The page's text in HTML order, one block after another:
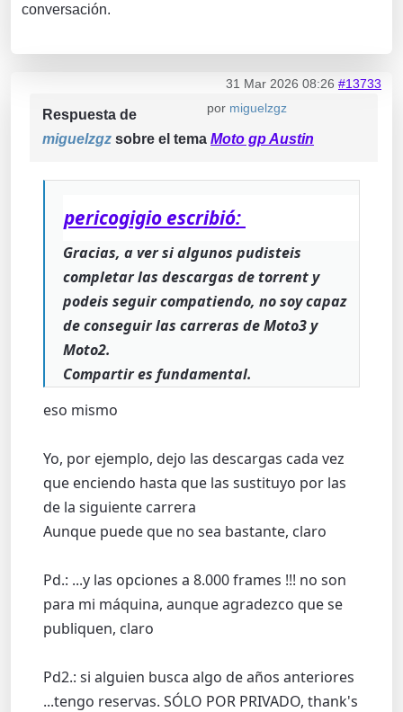
conversación.
31 Mar 2026 08:26 #13733
por miguelzgz
Respuesta de
miguelzgz sobre el tema Moto gp Austin
pericogigio escribió:
Gracias, a ver si algunos pudisteis
completar las descargas de torrent y
podeis seguir compatiendo, no soy capaz
de conseguir las carreras de Moto3 y
Moto2.
Compartir es fundamental.
eso mismo
Yo, por ejemplo, dejo las descargas cada vez
que enciendo hasta que las sustituyo por las
de la siguiente carrera
Aunque puede que no sea bastante, claro
Pd.: ...y las opciones a 8.000 frames !!! no son
para mi máquina, aunque agradezco que se
publiquen, claro
Pd2.: si alguien busca algo de años anteriores
...tengo reservas. SÓLO POR PRIVADO, thank's